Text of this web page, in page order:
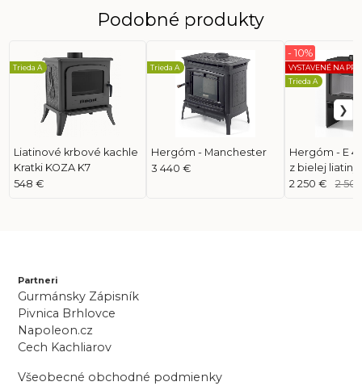
Podobné produkty
Liatinové krbové kachle
Kratki KOZA K7
Trieda A
548 €
Hergóm - Manchester
Trieda A
3 440 €
Hergóm - E
z bielej liatiny)
VYSTAVENÉ NA
Trieda A
- 10%
2 250 € 2
Partneri
Gurmánsky Zápisník
Pivnica Brhlovce
Napoleon.cz
Cech Kachliarov
Všeobecné obchodné podmienky